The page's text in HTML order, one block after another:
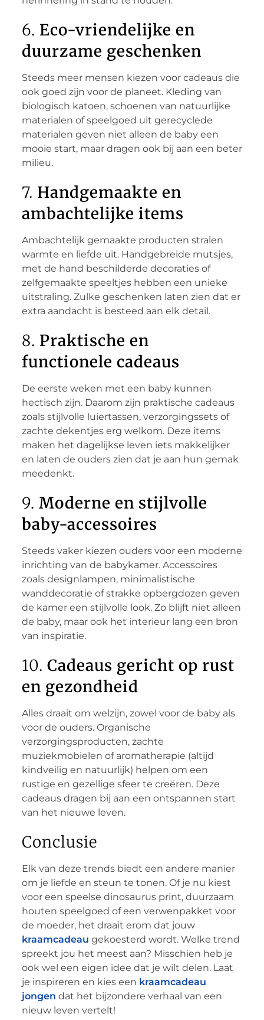
6. Eco-vriendelijke en
duurzame geschenken
Steeds meer mensen kiezen voor cadeaus die
ook goed zijn voor de planeet. Kleding van
biologisch katoen, schoenen van natuurlijke
materialen of speelgoed uit gerecyclede
materialen geven niet alleen de baby een
mooie start, maar dragen ook bij aan een beter
milieu.
7. Handgemaakte en
ambachtelijke items
Ambachtelijk gemaakte producten stralen
warmte en liefde uit. Handgebreide mutsjes,
met de hand beschilderde decoraties of
zelfgemaakte speeltjes hebben een unieke
uitstraling. Zulke geschenken laten zien dat er
extra aandacht is besteed aan elk detail.
8. Praktische en
functionele cadeaus
De eerste weken met een baby kunnen
hectisch zijn. Daarom zijn praktische cadeaus
zoals stijlvolle luiertassen, verzorgingssets of
zachte dekentjes erg welkom. Deze items
maken het dagelijkse leven iets makkelijker
en laten de ouders zien dat je aan hun gemak
meedenkt.
9. Moderne en stijlvolle
baby-accessoires
Steeds vaker kiezen ouders voor een moderne
inrichting van de babykamer. Accessoires
zoals designlampen, minimalistische
wanddecoratie of strakke opbergdozen geven
de kamer een stijlvolle look. Zo blijft niet alleen
de baby, maar ook het interieur lang een bron
van inspiratie.
10. Cadeaus gericht op rust
en gezondheid
Alles draait om welzijn, zowel voor de baby als
voor de ouders. Organische
verzorgingsproducten, zachte
muziekmobielen of aromatherapie (altijd
kindveilig en natuurlijk) helpen om een
rustige en gezellige sfeer te creëren. Deze
cadeaus dragen bij aan een ontspannen start
van het nieuwe leven.
Conclusie
Elk van deze trends biedt een andere manier
om je liefde en steun te tonen. Of je nu kiest
voor een speelse dinosaurus print, duurzaam
houten speelgoed of een verwenpakket voor
de moeder, het draait erom dat jouw
kraamcadeau gekoesterd wordt. Welke trend
spreekt jou het meest aan? Misschien heb je
ook wel een eigen idee dat je wilt delen. Laat
je inspireren en kies een kraamcadeau
jongen dat het bijzondere verhaal van een
nieuw leven vertelt!